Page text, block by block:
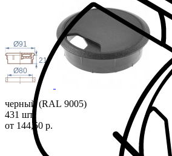
21
Ø91
Ø80
черный (RAL 9005)
431 шт
от 144,50 р.